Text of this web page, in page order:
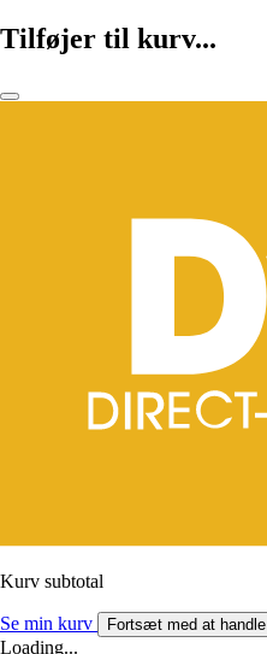
Tilføjer til kurv...
Kurv subtotal
Se min kurv Fortsæt med at handle
Loading...